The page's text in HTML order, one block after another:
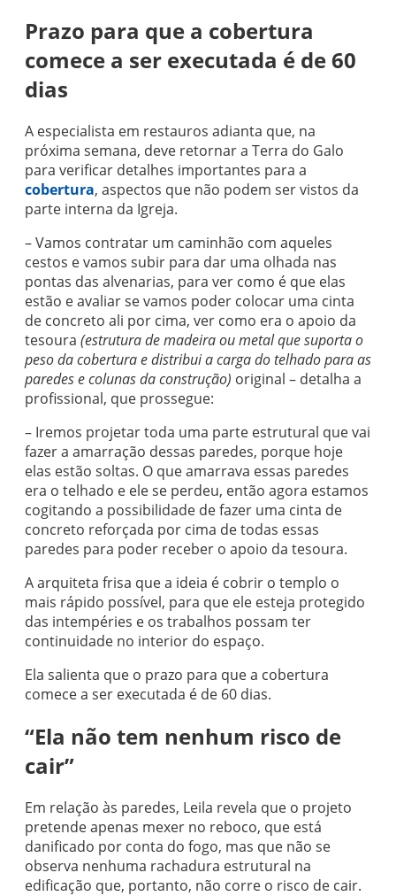
Prazo para que a cobertura
comece a ser executada é de 60
dias
A especialista em restauros adianta que, na
próxima semana, deve retornar a Terra do Galo
para verificar detalhes importantes para a
cobertura, aspectos que não podem ser vistos da
parte interna da Igreja.
– Vamos contratar um caminhão com aqueles
cestos e vamos subir para dar uma olhada nas
pontas das alvenarias, para ver como é que elas
estão e avaliar se vamos poder colocar uma cinta
de concreto ali por cima, ver como era o apoio da
tesoura (estrutura de madeira ou metal que suporta o
peso da cobertura e distribui a carga do telhado para as
paredes e colunas da construção) original – detalha a
profissional, que prossegue:
– Iremos projetar toda uma parte estrutural que vai
fazer a amarração dessas paredes, porque hoje
elas estão soltas. O que amarrava essas paredes
era o telhado e ele se perdeu, então agora estamos
cogitando a possibilidade de fazer uma cinta de
concreto reforçada por cima de todas essas
paredes para poder receber o apoio da tesoura.
A arquiteta frisa que a ideia é cobrir o templo o
mais rápido possível, para que ele esteja protegido
das intempéries e os trabalhos possam ter
continuidade no interior do espaço.
Ela salienta que o prazo para que a cobertura
comece a ser executada é de 60 dias.
“Ela não tem nenhum risco de
cair”
Em relação às paredes, Leila revela que o projeto
pretende apenas mexer no reboco, que está
danificado por conta do fogo, mas que não se
observa nenhuma rachadura estrutural na
edificação que, portanto, não corre o risco de cair.